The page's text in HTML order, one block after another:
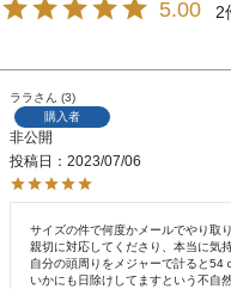
5.00 2
ララ
3
購入者
非公開
投稿日
2023/07/06
サイズの件で何度かメールでやり取
親切に対応してくださり、本当に気
自分の頭周りをメジャーで計ると54
いかにも日除けしてますという不自